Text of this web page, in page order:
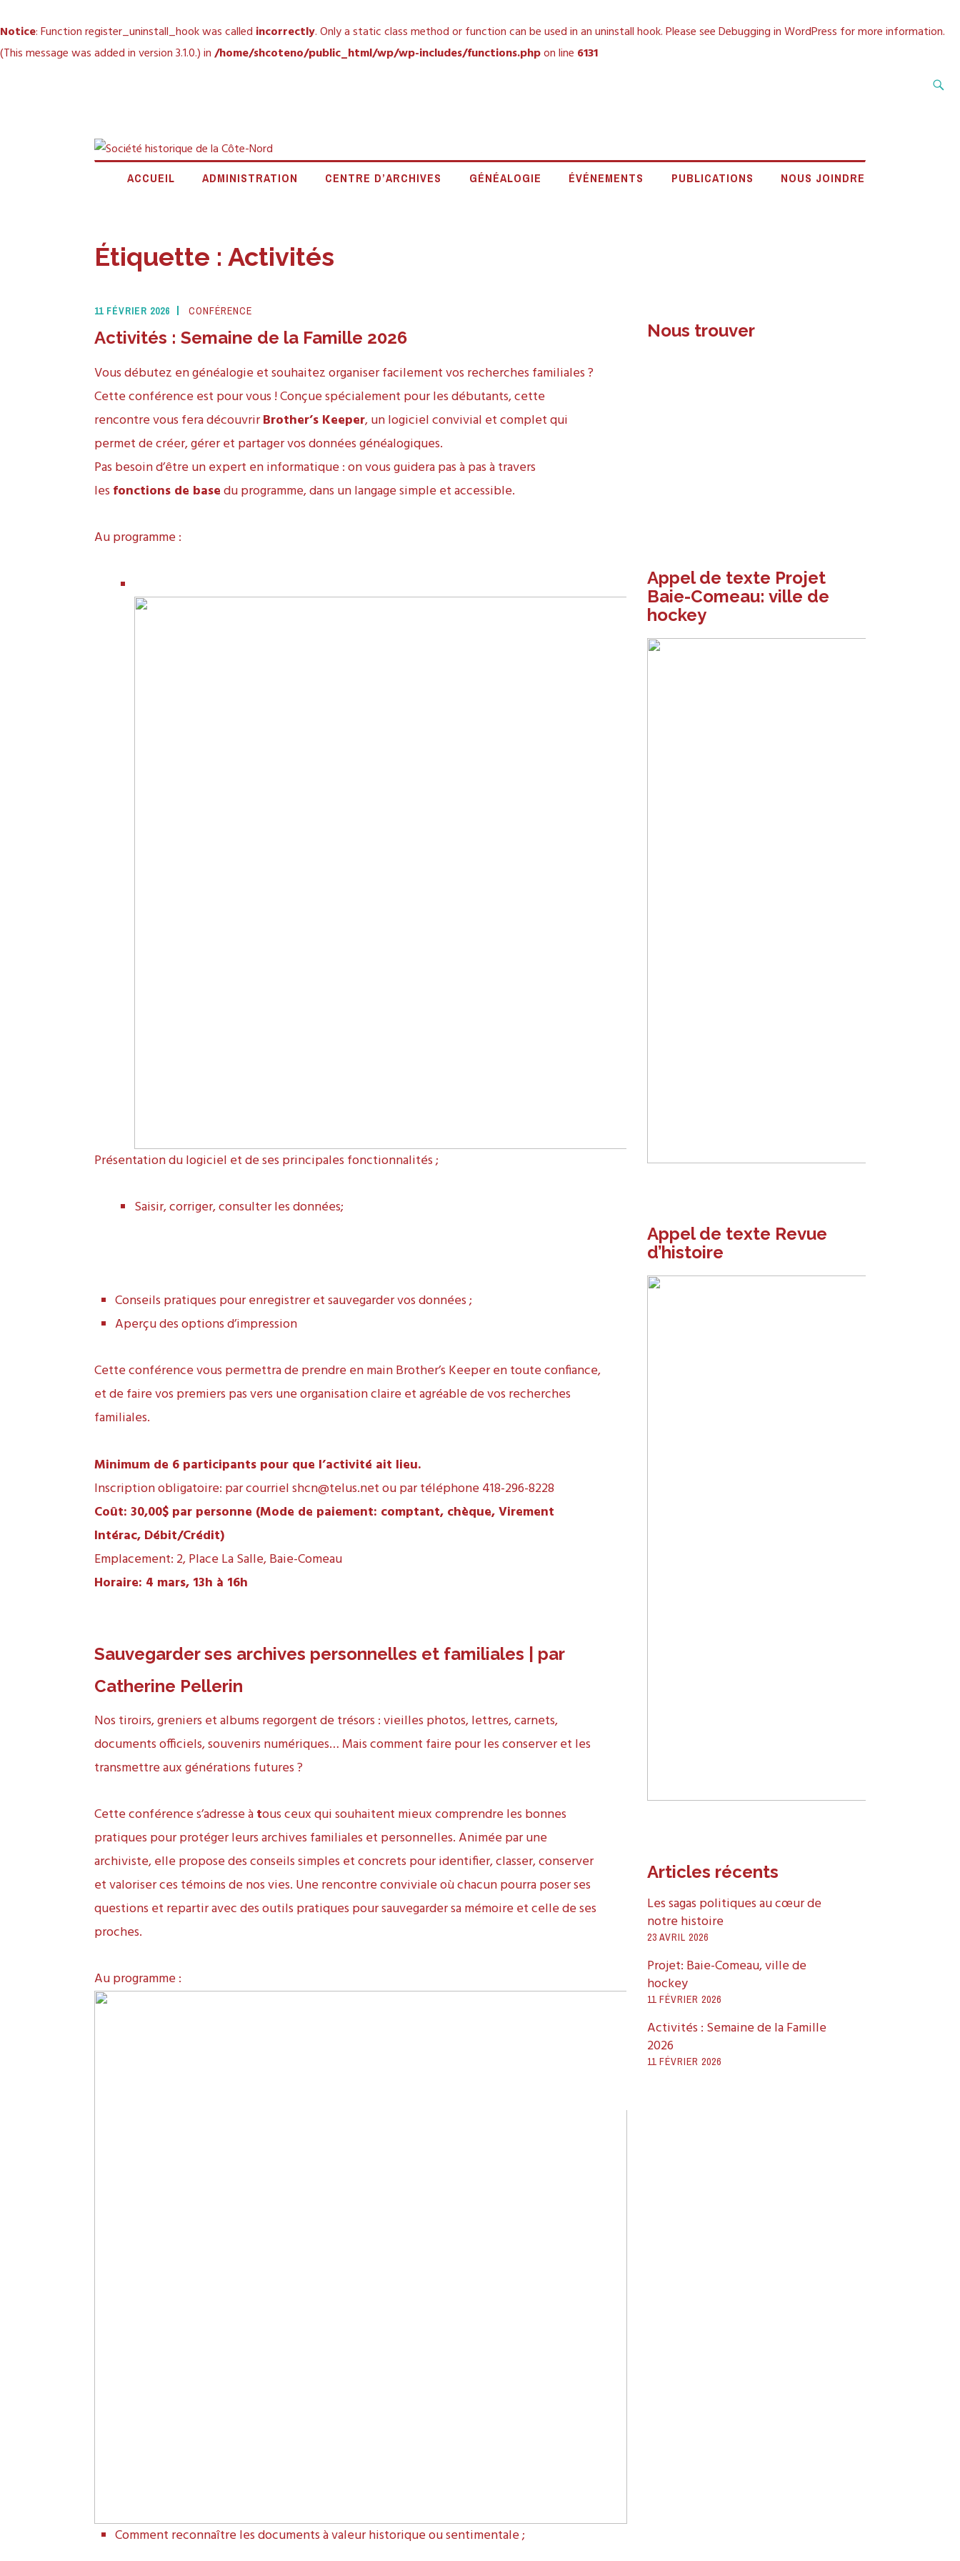
Notice: Function register_uninstall_hook was called incorrectly. Only a static class method or function can be used in an uninstall hook. Please seeDebugging in WordPress for more information.
(This message was added in version 3.1.0.) in/home/shcoteno/public_html/wp/wp-includes/functions.phpon line 6131
SOCIÉTÉ HISTORIQUE DE LA CÔTE-
ACCUEIL ADMINISTRATION CENTRE D’ARCHIVES GÉNÉALOGIE ÉVÉNEMENTS PUBLICATIONS NOUS JOINDRE
Étiquette : Activités
11 FÉVRIER 2026 CONFÉRENCE
Activités : Semaine de la Famille 2026
Vous débutez en généalogie et souhaitez organiser facilement vos recherches familiales ?
Cette conférence est pour vous ! Conçue spécialement pour les débutants, cette
rencontre vous fera découvrirBrother’s Keeper, un logiciel convivial et complet qui
permet de créer, gérer et partager vos données généalogiques.
Pas besoin d’être un expert en informatique : on vous guidera pas à pas à travers
les fonctions de basedu programme, dans un langage simple et accessible.
Au programme :
Présentation du logiciel et de ses principales fonctionnalités ;
Saisir, corriger, consulter les données;
Conseils pratiques pour enregistrer et sauvegarder vos données ;
Aperçu des options d’impression
Cette conférence vous permettra de prendre en main Brother’s Keeper en toute confiance,
et de faire vos premiers pas vers une organisation claire et agréable de vos recherches
familiales.
Minimum de 6 participants pour que l’activité ait lieu.
Inscription obligatoire: par courrielshcn@telus.netou par téléphone 418-296-8228
Coût: 30,00$ par personne (Mode de paiement: comptant, chèque, Virement
Intérac, Débit/Crédit)
Emplacement: 2, Place La Salle, Baie-Comeau
Horaire: 4 mars, 13h à 16h
Sauvegarder ses archives personnelles et familiales | par
Catherine Pellerin
Nos tiroirs, greniers et albums regorgent de trésors : vieilles photos, lettres, carnets,
documents officiels, souvenirs numériques… Mais comment faire pour les conserver et les
transmettre aux générations futures ?
Cette conférence s’adresse àtous ceux qui souhaitent mieux comprendre les bonnes
pratiques pour protéger leurs archives familiales et personnelles. Animée par une
archiviste, elle propose des conseils simples et concrets pour identifier, classer, conserver
et valoriser ces témoins de nos vies. Une rencontre conviviale où chacun pourra poser ses
questions et repartir avec des outils pratiques pour sauvegarder sa mémoire et celle de ses
proches.
Au programme :
Comment reconnaître les documents à valeur historique ou sentimentale ;
Nous trouver
Appel de texte Projet
Baie-Comeau: ville de
hockey
Appel de texte Revue
d’histoire
Articles récents
Les sagas politiques au cœur de
notre histoire
23 AVRIL 2026
Projet: Baie-Comeau, ville de
hockey
11 FÉVRIER 2026
Activités : Semaine de la Famille
2026
11 FÉVRIER 2026